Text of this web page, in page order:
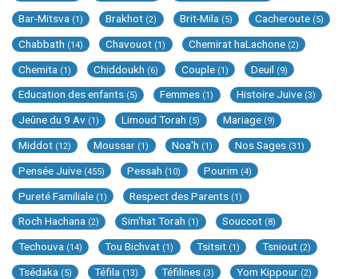
Bar-Mitsva (1) Brakhot (2) Brit-Mila (5) Cacheroute (5)
Chabbath (14) Chavouot (1) Chemirat haLachone (2)
Chemita (1) Chiddoukh (6) Couple (1) Deuil (9)
Education des enfants (5) Femmes (1) Histoire Juive (3)
Jeûne du 9 Av (1) Limoud Torah (5) Mariage (9)
Middot (12) Moussar (1) Noa'h (1) Nos Sages (31)
Pensée Juive (455) Pessah (10) Pourim (4)
Pureté Familiale (1) Respect des Parents (1)
Roch Hachana (2) Sim'hat Torah (1) Souccot (8)
Techouva (14) Tou Bichvat (1) Tsitsit (1) Tsniout (2)
Tsédaka (5) Téfila (13) Téfilines (3) Yom Kippour (2)